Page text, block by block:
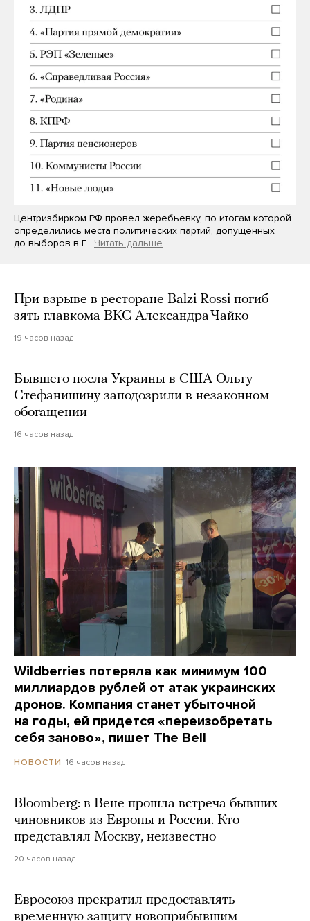
Центризбирком РФ провел жеребьевку, по итогам которой
определились места политических партий, допущенных
до выборов в Г… Читать дальше
При взрыве в ресторане Balzi Rossi погиб
зять главкома ВКС Александра Чайко
19 часов назад
Бывшего посла Украины в США Ольгу
Стефанишину заподозрили в незаконном
обогащении
16 часов назад
Wildberries потеряла как минимум 100
миллиардов рублей от атак украинских
дронов. Компания станет убыточной
на годы, ей придется «переизобретать
себя заново», пишет The Bell
НОВОСТИ 16 часов назад
Bloomberg: в Вене прошла встреча бывших
чиновников из Европы и России. Кто
представлял Москву, неизвестно
20 часов назад
Евросоюз прекратил предоставлять
временную защиту новоприбывшим